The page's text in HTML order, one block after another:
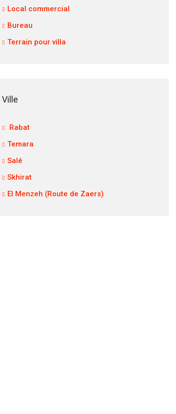
Local commercial
Bureau
Terrain pour villa
Ville
Rabat
Temara
Salé
Skhirat
El Menzeh (Route de Zaers)